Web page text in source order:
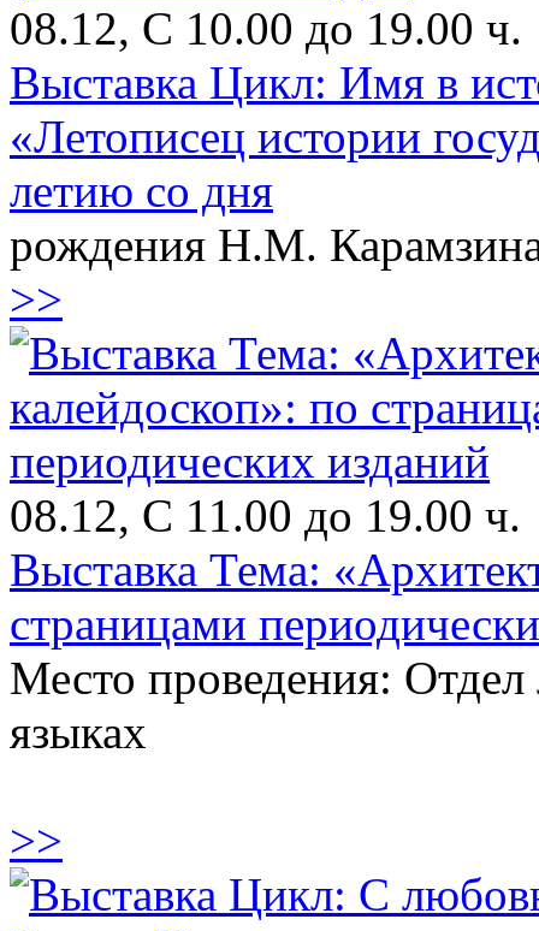
08.12, С 10.00 до 19.00 ч.
Выставка Цикл: Имя в
«Летописец истории
летию со дня
рождения Н.М.
>>
08.12, С 11.00 до 19.00 ч.
Выставка Тема:
страницами
Место проведения:
языках
>>